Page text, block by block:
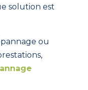
solution est
ou